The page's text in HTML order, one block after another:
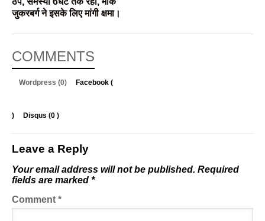
जुकरबर्ग ने इसके लिए मांगी क्षमा।
COMMENTS
Wordpress (0) Facebook (
) Disqus (0 )
Leave a Reply
Your email address will not be published. Required
fields are marked *
Comment *